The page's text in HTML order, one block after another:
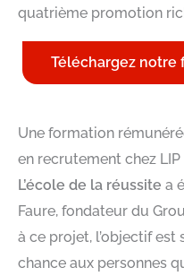
quatrième promotion
Téléchargez notre
Une formation
en recrutement chez LIP
L’école de la réussite a
Faure, fondateur du
à ce projet, l’objectif
chance aux personnes